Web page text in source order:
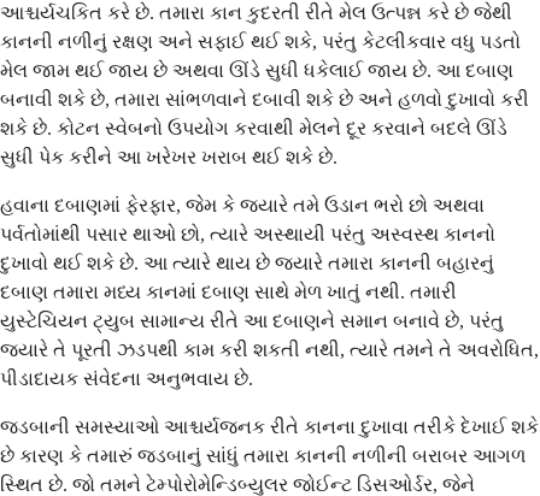
આશ્ચર્યચકિત કરે છે. તમારા કાન કુદરતી રીતે મેલ ઉત્પન્ન કરે છે જેથી
કાનની નળીનું રક્ષણ અને સફાઈ થઈ શકે, પરંતુ કેટલીકવાર વધુ પડતો
મેલ જામ થઈ જાય છે અથવા ઊંડે સુધી ધકેલાઈ જાય છે. આ દબાણ
બનાવી શકે છે, તમારા સાંભળવાને દબાવી શકે છે અને હળવો દુખાવો કરી
શકે છે. કોટન સ્વેબનો ઉપયોગ કરવાથી મેલને દૂર કરવાને બદલે ઊંડે
સુધી પેક કરીને આ ખરેખર ખરાબ થઈ શકે છે.
હવાના દબાણમાં ફેરફાર, જેમ કે જ્યારે તમે ઉડાન ભરો છો અથવા
પર્વતોમાંથી પસાર થાઓ છો, ત્યારે અસ્થાયી પરંતુ અસ્વસ્થ કાનનો
દુખાવો થઈ શકે છે. આ ત્યારે થાય છે જ્યારે તમારા કાનની બહારનું
દબાણ તમારા મધ્ય કાનમાં દબાણ સાથે મેળ ખાતું નથી. તમારી
યુસ્ટેચિયન ટ્યુબ સામાન્ય રીતે આ દબાણને સમાન બનાવે છે, પરંતુ
જ્યારે તે પૂરતી ઝડપથી કામ કરી શકતી નથી, ત્યારે તમને તે અવરોધિત,
પીડાદાયક સંવેદના અનુભવાય છે.
જડબાની સમસ્યાઓ આશ્ચર્યજનક રીતે કાનના દુખાવા તરીકે દેખાઈ શકે
છે કારણ કે તમારું જડબાનું સાંધું તમારા કાનની નળીની બરાબર આગળ
સ્થિત છે. જો તમને ટેમ્પોરોમેન્ડિબ્યુલર જોઈન્ટ ડિસઓર્ડર, જેને